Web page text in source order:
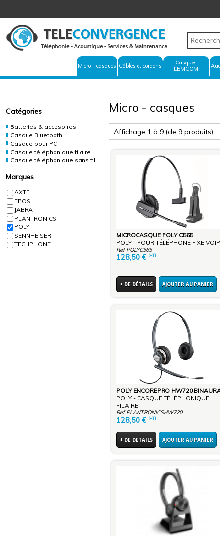
Micro - casques Câbles et cordons
Casques
LEMCOM
Catégories
Batteries & accesoires
Casque Bluetooth
Casque pour PC
Casque téléphonique filaire
Casque téléphonique sans fil
Marques
AXTEL
EPOS
JABRA
PLANTRONICS
POLY
SENNHEISER
TECHPHONE
Micro - casques
Affichage 1 à 9 (de 9 produits)
MICROCASQUE POLY C565
POLY - POUR TÉLÉPHONE FIXE VOIP
Ref POLYC565
128,50 € (HT)
+ DE DÉTAILS AJOUTER AU PANIER
POLY ENCOREPRO HW720
POLY - CASQUE TÉLÉPHONIQUE
FILAIRE
Ref PLANTRONICSHW720
128,50 € (HT)
+ DE DÉTAILS AJOUTER AU PANIER